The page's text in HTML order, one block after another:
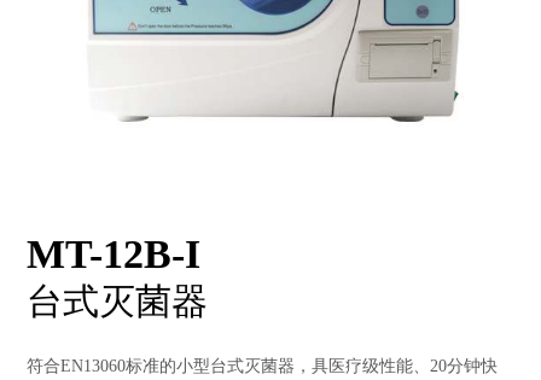
MT-12B-I
台式灭菌器
符合EN13060标准的小型台式灭菌器，具医疗级性能、20分钟快